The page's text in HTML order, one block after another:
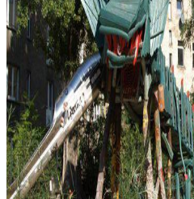
Grillen im Park
Top10
Hunde Auslaufgebiete
Top10
Joggingstrecken
Top
10
Kinderbauernhöfe
Top10
Orte für einen tollen Ausblick
Top10
Parks
Top10
Picknickplätze und Picknickkorb-